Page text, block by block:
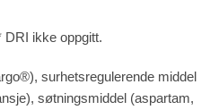
DRI ikke oppgitt.
surhetsregulerende middel
søtningsmiddel (aspartam,